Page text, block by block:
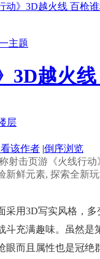
动》3D越火线 百枪
3D越火
该作者 |倒序浏览
射击页游《火线行
鲜元素, 探索全新
采用3D写实风格，
斗充满趣味。虽然
而且属性也是冠绝